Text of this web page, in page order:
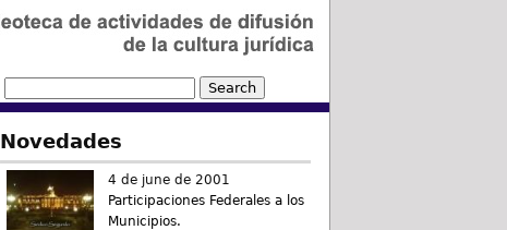
Novedades
4 de june de 2001
Participaciones Federales a los
Municipios.